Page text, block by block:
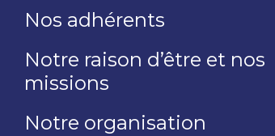
Nos adhérents
Notre raison d’être et nos
missions
Notre organisation